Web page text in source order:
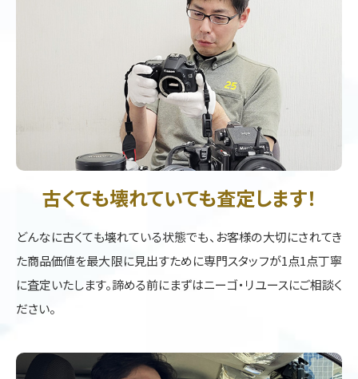
古くても壊れていても査定します！
どんなに古くても壊れている状態でも、お客様の大切にされてき
た商品価値を最大限に見出すために専門スタッフが1点1点丁寧
に査定いたします。諦める前にまずはニーゴ・リユースにご相談く
ださい。